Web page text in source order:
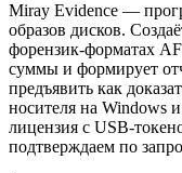
Miray Evidence —
образов дисков.
форензик-форматах
суммы и формирует
предъявить как
носителя на Windows
лицензия с USB-
подтверждаем по